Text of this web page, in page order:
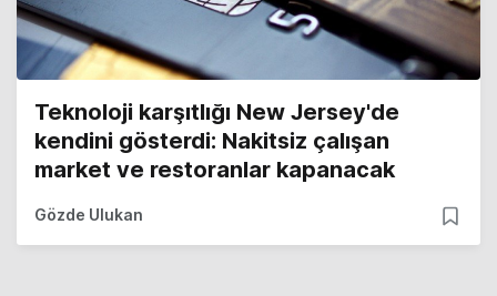
Teknoloji karşıtlığı New Jersey'de
kendini gösterdi: Nakitsiz çalışan
market ve restoranlar kapanacak
Gözde Ulukan